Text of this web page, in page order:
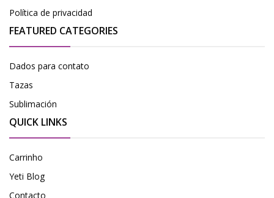
Política de privacidad
FEATURED CATEGORIES
Dados para contato
Tazas
Sublimación
QUICK LINKS
Carrinho
Yeti Blog
Contacto